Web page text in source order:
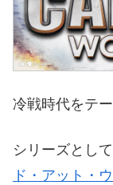
冷戦時代をテ
シリーズとし
ド・アット・